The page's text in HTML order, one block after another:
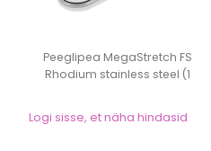
Peeglipea MegaStretch FS
Rhodium stainless steel (1
Logi sisse, et näha hindasid